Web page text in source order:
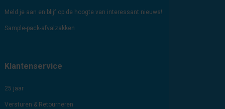
Meld je aan en blijf op de hoogte van interessant nieuws!
Sample-pack-afvalzakken
Klantenservice
25 jaar
Versturen & Retourneren